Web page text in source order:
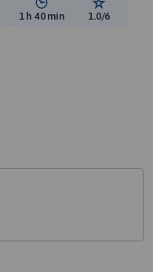
spadków:Średni czas potrzebny
1 h 40 min Ocena
1.0/6